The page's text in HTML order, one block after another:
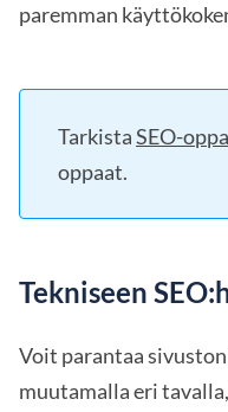
paremman
TarkistaSEO-
oppaat.
Tekniseen
Voit parantaa
muutamalla eri